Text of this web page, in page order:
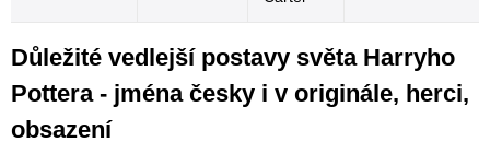
Důležité vedlejší postavy světa Harryho
Pottera - jména česky i v originále, herci,
obsazení